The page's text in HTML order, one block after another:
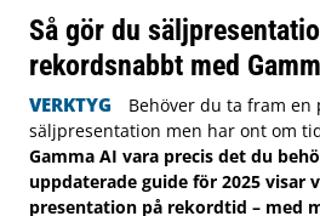
Så gör du
rekordsnabbt med
VERKTYG
Behöver du ta fram en
säljpresentation men har ont om
Gamma AI vara precis det du
uppdaterade guide för 2025 visar
presentation på rekordtid – med